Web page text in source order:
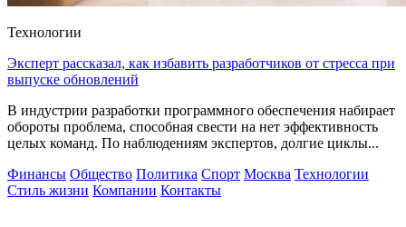
Технологии
Эксперт рассказал, как избавить разработчиков от стресса при
выпуске обновлений
В индустрии разработки программного обеспечения набирает
обороты проблема, способная свести на нет эффективность
целых команд. По наблюдениям экспертов, долгие циклы...
Финансы Общество Политика Спорт Москва Технологии
Стиль жизни Компании Контакты